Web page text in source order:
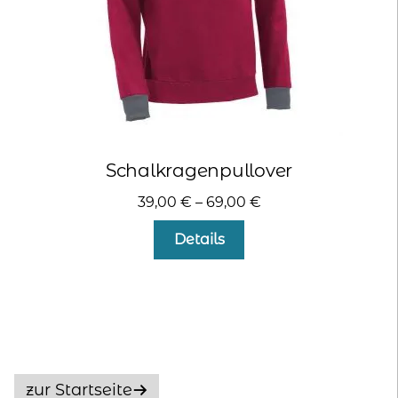
gewählt
werden
Schalkragenpullover
39,00 € – 69,00 €
Details
zur Startseite